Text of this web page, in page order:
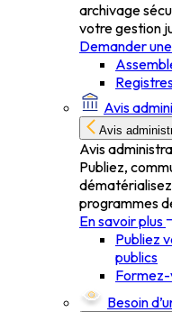
archivage
votre gestion
Demander
Avis
Avis
Avis
Publiez,
programmes
En savoir plus
Publiez
publics
Formez-
Besoin